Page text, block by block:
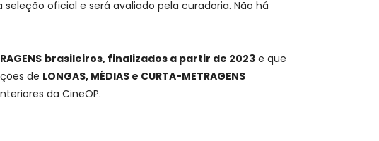
oficial e será avaliado pela curadoria. Não há
brasileiros, finalizados a partir de 2023 e que
de LONGAS, MÉDIAS e CURTA-METRAGENS
da CineOP.